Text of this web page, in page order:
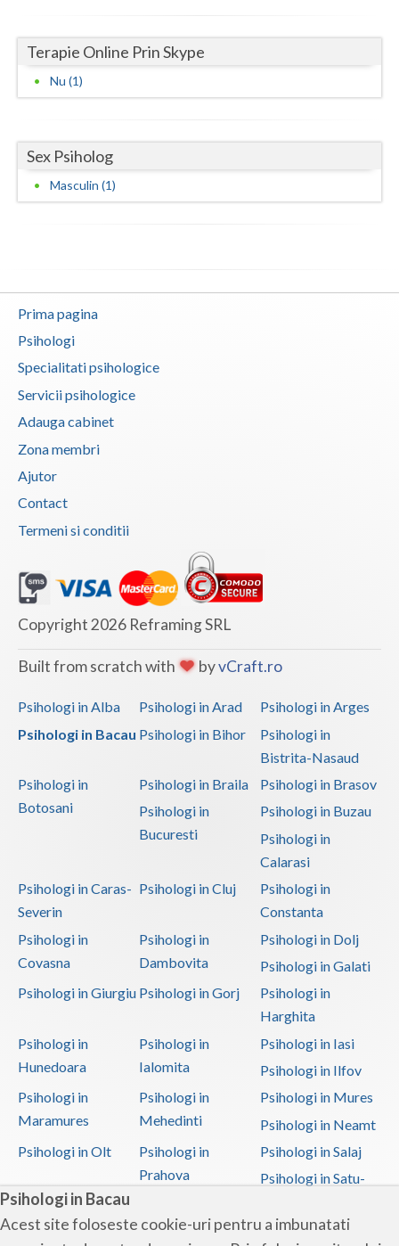
Psihologi in Bacau
Acest site foloseste cookie-uri pentru a imbunatati
Valcea
Vaslui
Terapie Online Prin Skype
Nu (1)
Sex Psiholog
Masculin (1)
Prima pagina
Psihologi
Specialitati psihologice
Servicii psihologice
Adauga cabinet
Zona membri
Ajutor
Contact
Termeni si conditii
Copyright 2026 Reframing SRL
Built from scratch with byvCraft.ro
Psihologi in Alba Psihologi in Arad
Psihologi in Arges
Psihologi in Bacau Psihologi in Bihor
Psihologi in
Bistrita-Nasaud
Psihologi in
Botosani
Psihologi in Braila
Psihologi in Brasov
Psihologi in
Bucuresti
Psihologi in Buzau
Psihologi in
Calarasi
Psihologi in Caras-
Severin
Psihologi in Cluj
Psihologi in
Constanta
Psihologi in
Covasna
Psihologi in
Dambovita
Psihologi in Dolj
Psihologi in Galati
Psihologi in Giurgiu Psihologi in Gorj
Psihologi in
Harghita
Psihologi in
Hunedoara
Psihologi in
Ialomita
Psihologi in Iasi
Psihologi in Ilfov
Psihologi in
Maramures
Psihologi in
Mehedinti
Psihologi in Mures
Psihologi in Neamt
Psihologi in Olt
Psihologi in
Prahova
Psihologi in Salaj
Psihologi in Satu-
Psihologi in Sibiu
Psihologi in
Psihologi in